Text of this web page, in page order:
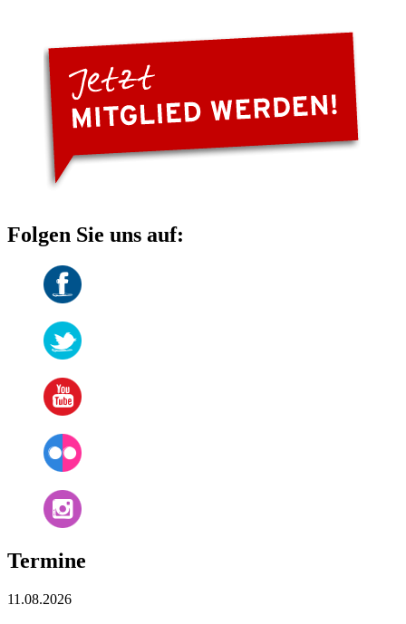
Folgen Sie uns auf:
Termine
11.08.2026